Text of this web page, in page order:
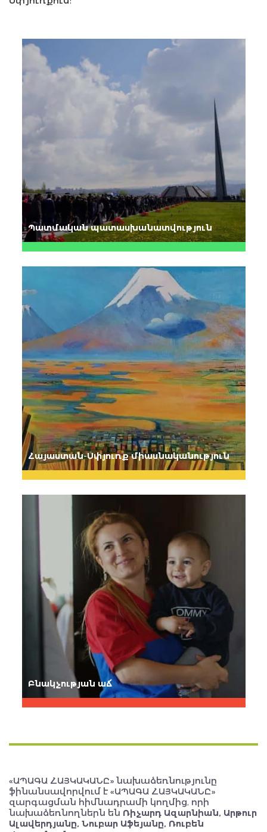
Պատմական պատասխանատվություն
Հայաստան-Սփյուռք միասնականություն
Բնակչության աճ
«ԱՊԱԳԱ ՀԱՅԿԱԿԱՆԸ» նախաձեռնությունը
ֆինանսավորվում է «ԱՊԱԳԱ ՀԱՅԿԱԿԱՆԸ»
զարգացման հիմնադրամի կողմից, որի
նախաձեռնողներն են Ռիչարդ Ազարնիան, Արթուր
Ալավերդյանը, Նուբար Աֆեյանը, Ռուբեն